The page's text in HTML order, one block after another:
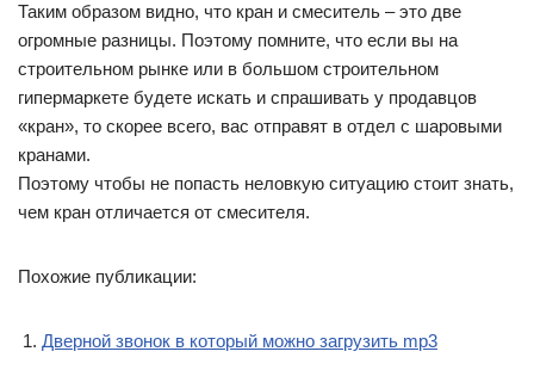
Таким образом видно, что кран и смеситель – это две
огромные разницы. Поэтому помните, что если вы на
строительном рынке или в большом строительном
гипермаркете будете искать и спрашивать у продавцов
«кран», то скорее всего, вас отправят в отдел с шаровыми
кранами.
Поэтому чтобы не попасть неловкую ситуацию стоит знать,
чем кран отличается от смесителя.
Похожие публикации:
Дверной звонок в который можно загрузить mp3